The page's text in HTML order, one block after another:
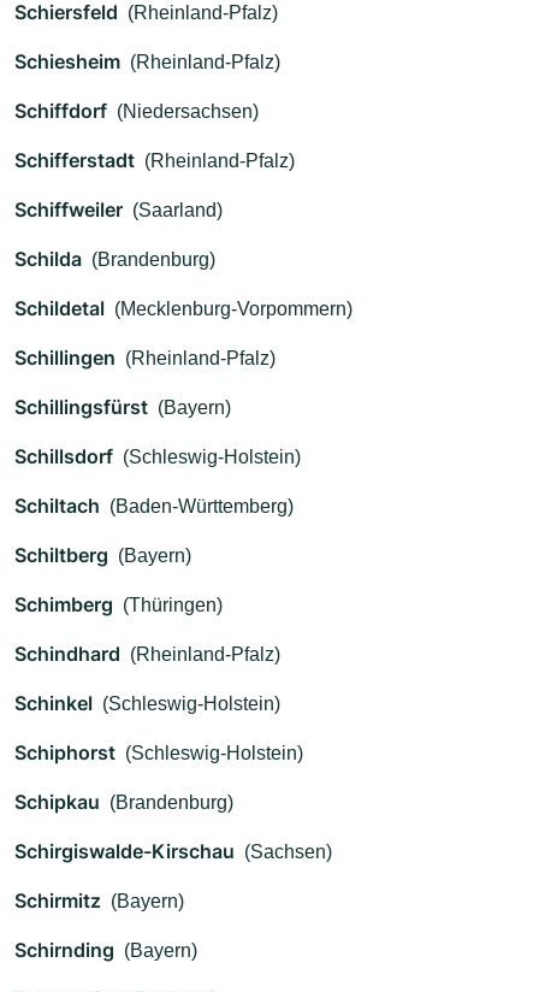
Schiersfeld (Rheinland-Pfalz)
Schiesheim (Rheinland-Pfalz)
Schiffdorf (Niedersachsen)
Schifferstadt (Rheinland-Pfalz)
Schiffweiler (Saarland)
Schilda (Brandenburg)
Schildetal (Mecklenburg-Vorpommern)
Schillingen (Rheinland-Pfalz)
Schillingsfürst (Bayern)
Schillsdorf (Schleswig-Holstein)
Schiltach (Baden-Württemberg)
Schiltberg (Bayern)
Schimberg (Thüringen)
Schindhard (Rheinland-Pfalz)
Schinkel (Schleswig-Holstein)
Schiphorst (Schleswig-Holstein)
Schipkau (Brandenburg)
Schirgiswalde-Kirschau (Sachsen)
Schirmitz (Bayern)
Schirnding (Bayern)